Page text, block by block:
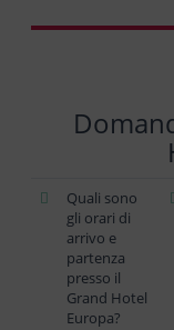
Quali sono
gli orari di
arrivo e
partenza
presso il
Grand Hotel
Europa?